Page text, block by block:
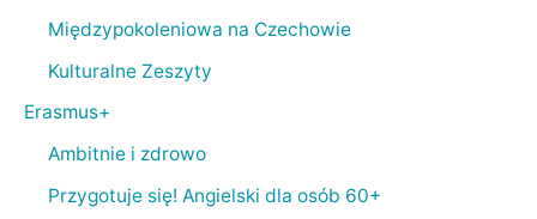
Międzypokoleniowa na Czechowie
Kulturalne Zeszyty
Erasmus+
Ambitnie i zdrowo
Przygotuje się! Angielski dla osób 60+